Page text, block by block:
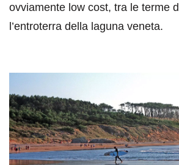
ovviamente low cost, tra le terme
l’entroterra della laguna veneta.